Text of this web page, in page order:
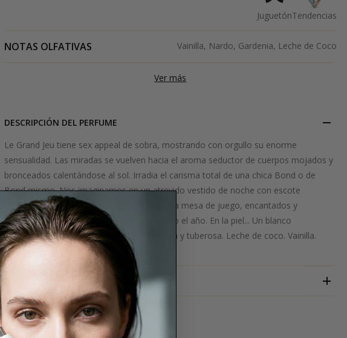
JuguetónTendencias
NOTAS OLFATIVAS Vainilla, Nardo, Gardenia, Leche de Coco
Ver más
DESCRIPCIÓN DEL PERFUME
Le Grand Jeu tiene sex appeal de sobra, mostrando con orgullo su enorme
sensualidad. Las miradas se vuelven hacia el aroma seductor de cuerpos mojados y
bronceados calentándose al sol. Irradia el carisma total de una chica Bond o de
Bond mismo. Nos imaginamos en un atrevido vestido de noche con escote
profundo o en esmoquin, inclinados sobre la mesa de juego, encantados y
cautivados. Un verano que puede durar todo el año. En la piel... Un blanco
deslumbrante bajo un sol cegador. Gardenia y tuberosa. Leche de coco. Vainilla.
Exuberante y audaz.
VOYAGES IMAGINAIRES